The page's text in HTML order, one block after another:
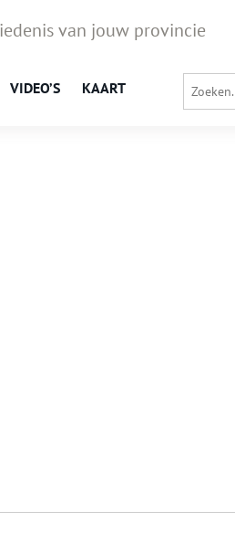
van jouw provincie
VIDEO’S KAART